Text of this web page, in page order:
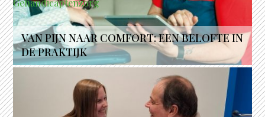
Gehandicaptenzorg
VAN PIJN NAAR COMFORT: EEN BELOFTE IN
DE PRAKTIJK